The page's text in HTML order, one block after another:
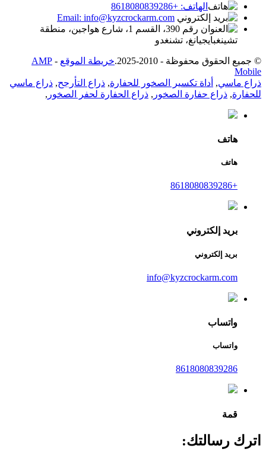
الهاتف: +8618080839286
Email: info@kyzcrockarm.com
رقم 390، القسم 1، شارع هواجين، منطقة
تشينغبايجيانغ، تشنغدو
© جميع الحقوق محفوظة - 2010-2025. خريطة الموقع -
AMP
Mobile
ذراع ماسي, أداة تكسير الصخور للحفارة, ذراع التأرجح, ذراع ماسي
للحفارة, ذراع حفارة الصخور , ذراع الحفارة لحفر الصخور ,
هاتف
هاتف
+8618080839286
بريد إلكتروني
بريد إلكتروني
info@kyzcrockarm.com
واتساب
واتساب
8618080839286
قمة
اترك رسالتك: